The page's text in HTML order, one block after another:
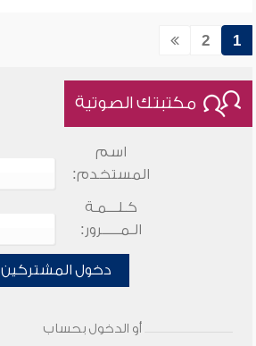
1
2
مكتبتك الصوتية
اسم
المستخدم:
كـلـــمـة
الـمـــــرور:
دخول المشتركين
أو الدخول بحساب